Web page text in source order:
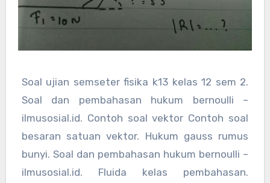
Soal ujian semseter fisika k13 kelas 12 sem 2.
Soal dan pembahasan hukum bernoulli –
ilmusosial.id. Contoh soal vektor Contoh soal
besaran satuan vektor. Hukum gauss rumus
bunyi. Soal dan pembahasan hukum bernoulli –
ilmusosial.id. Fluida kelas pembahasan.